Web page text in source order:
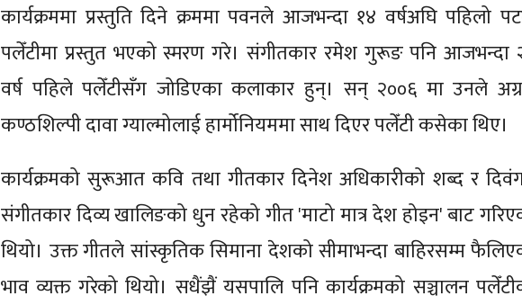
कार्यक्रममा प्रस्तुति दिने क्रममा पवनले आजभन्दा १४ वर्षअघि पहिलो
पलेँटीमा प्रस्तुत भएको स्मरण गरे। संगीतकार रमेश गुरूङ पनि आजभन्दा
वर्ष पहिले पलेँटीसँग जोडिएका कलाकार हुन्। सन् २००६ मा उनले
कण्ठशिल्पी दावा ग्याल्मोलाई हार्मोनियममा साथ दिएर पलेँटी कसेका थिए।
कार्यक्रमको सुरूआत कवि तथा गीतकार दिनेश अधिकारीको शब्द र
संगीतकार दिव्य खालिङको धुन रहेको गीत 'माटो मात्र देश होइन' बाट
थियो। उक्त गीतले सांस्कृतिक सिमाना देशको सीमाभन्दा बाहिरसम्म
भाव व्यक्त गरेको थियो। सधैंझैं यसपालि पनि कार्यक्रमको सञ्चालन